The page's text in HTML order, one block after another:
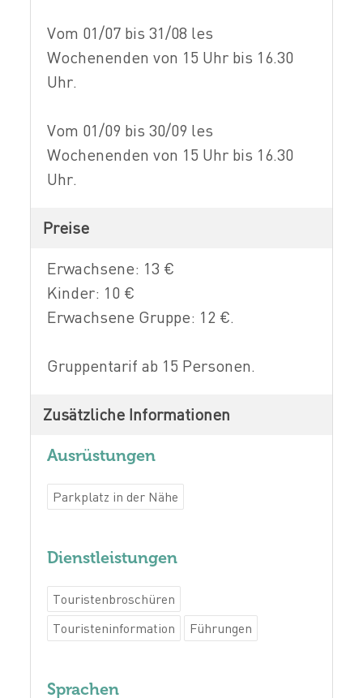
Vom 01/07 bis 31/08 les
Wochenenden von 15 Uhr bis 16.30
Uhr.
Vom 01/09 bis 30/09 les
Wochenenden von 15 Uhr bis 16.30
Uhr.
Preise
Erwachsene: 13 €
Kinder: 10 €
Erwachsene Gruppe: 12 €.
Gruppentarif ab 15 Personen.
Zusätzliche Informationen
Ausrüstungen
Parkplatz in der Nähe
Dienstleistungen
Touristenbroschüren
Touristeninformation
Führungen
Sprachen